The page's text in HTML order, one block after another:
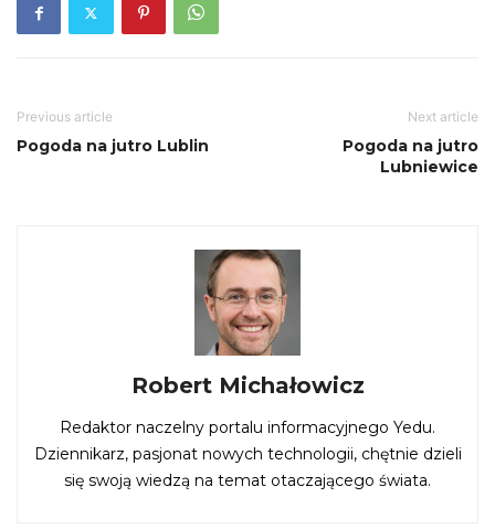
Previous article
Pogoda na jutro Lublin
Next article
Pogoda na jutro
Lubniewice
Robert Michałowicz
Redaktor naczelny portalu informacyjnego Yedu.
Dziennikarz, pasjonat nowych technologii, chętnie dzieli
się swoją wiedzą na temat otaczającego świata.